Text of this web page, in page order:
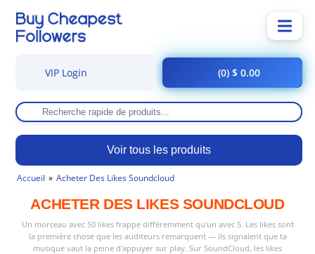
Voir tous les produits
VIP Login (0) $ 0.00
Accueil Acheter Des Likes Soundcloud
ACHETER DES LIKES SOUNDCLOUD
Un morceau avec 50 likes frappe différemment qu'un avec 5. Les likes sont
la première chose que les auditeurs remarquent — ils signalent que ta
musique vaut la peine d'appuyer sur play. Sur SoundCloud, les likes